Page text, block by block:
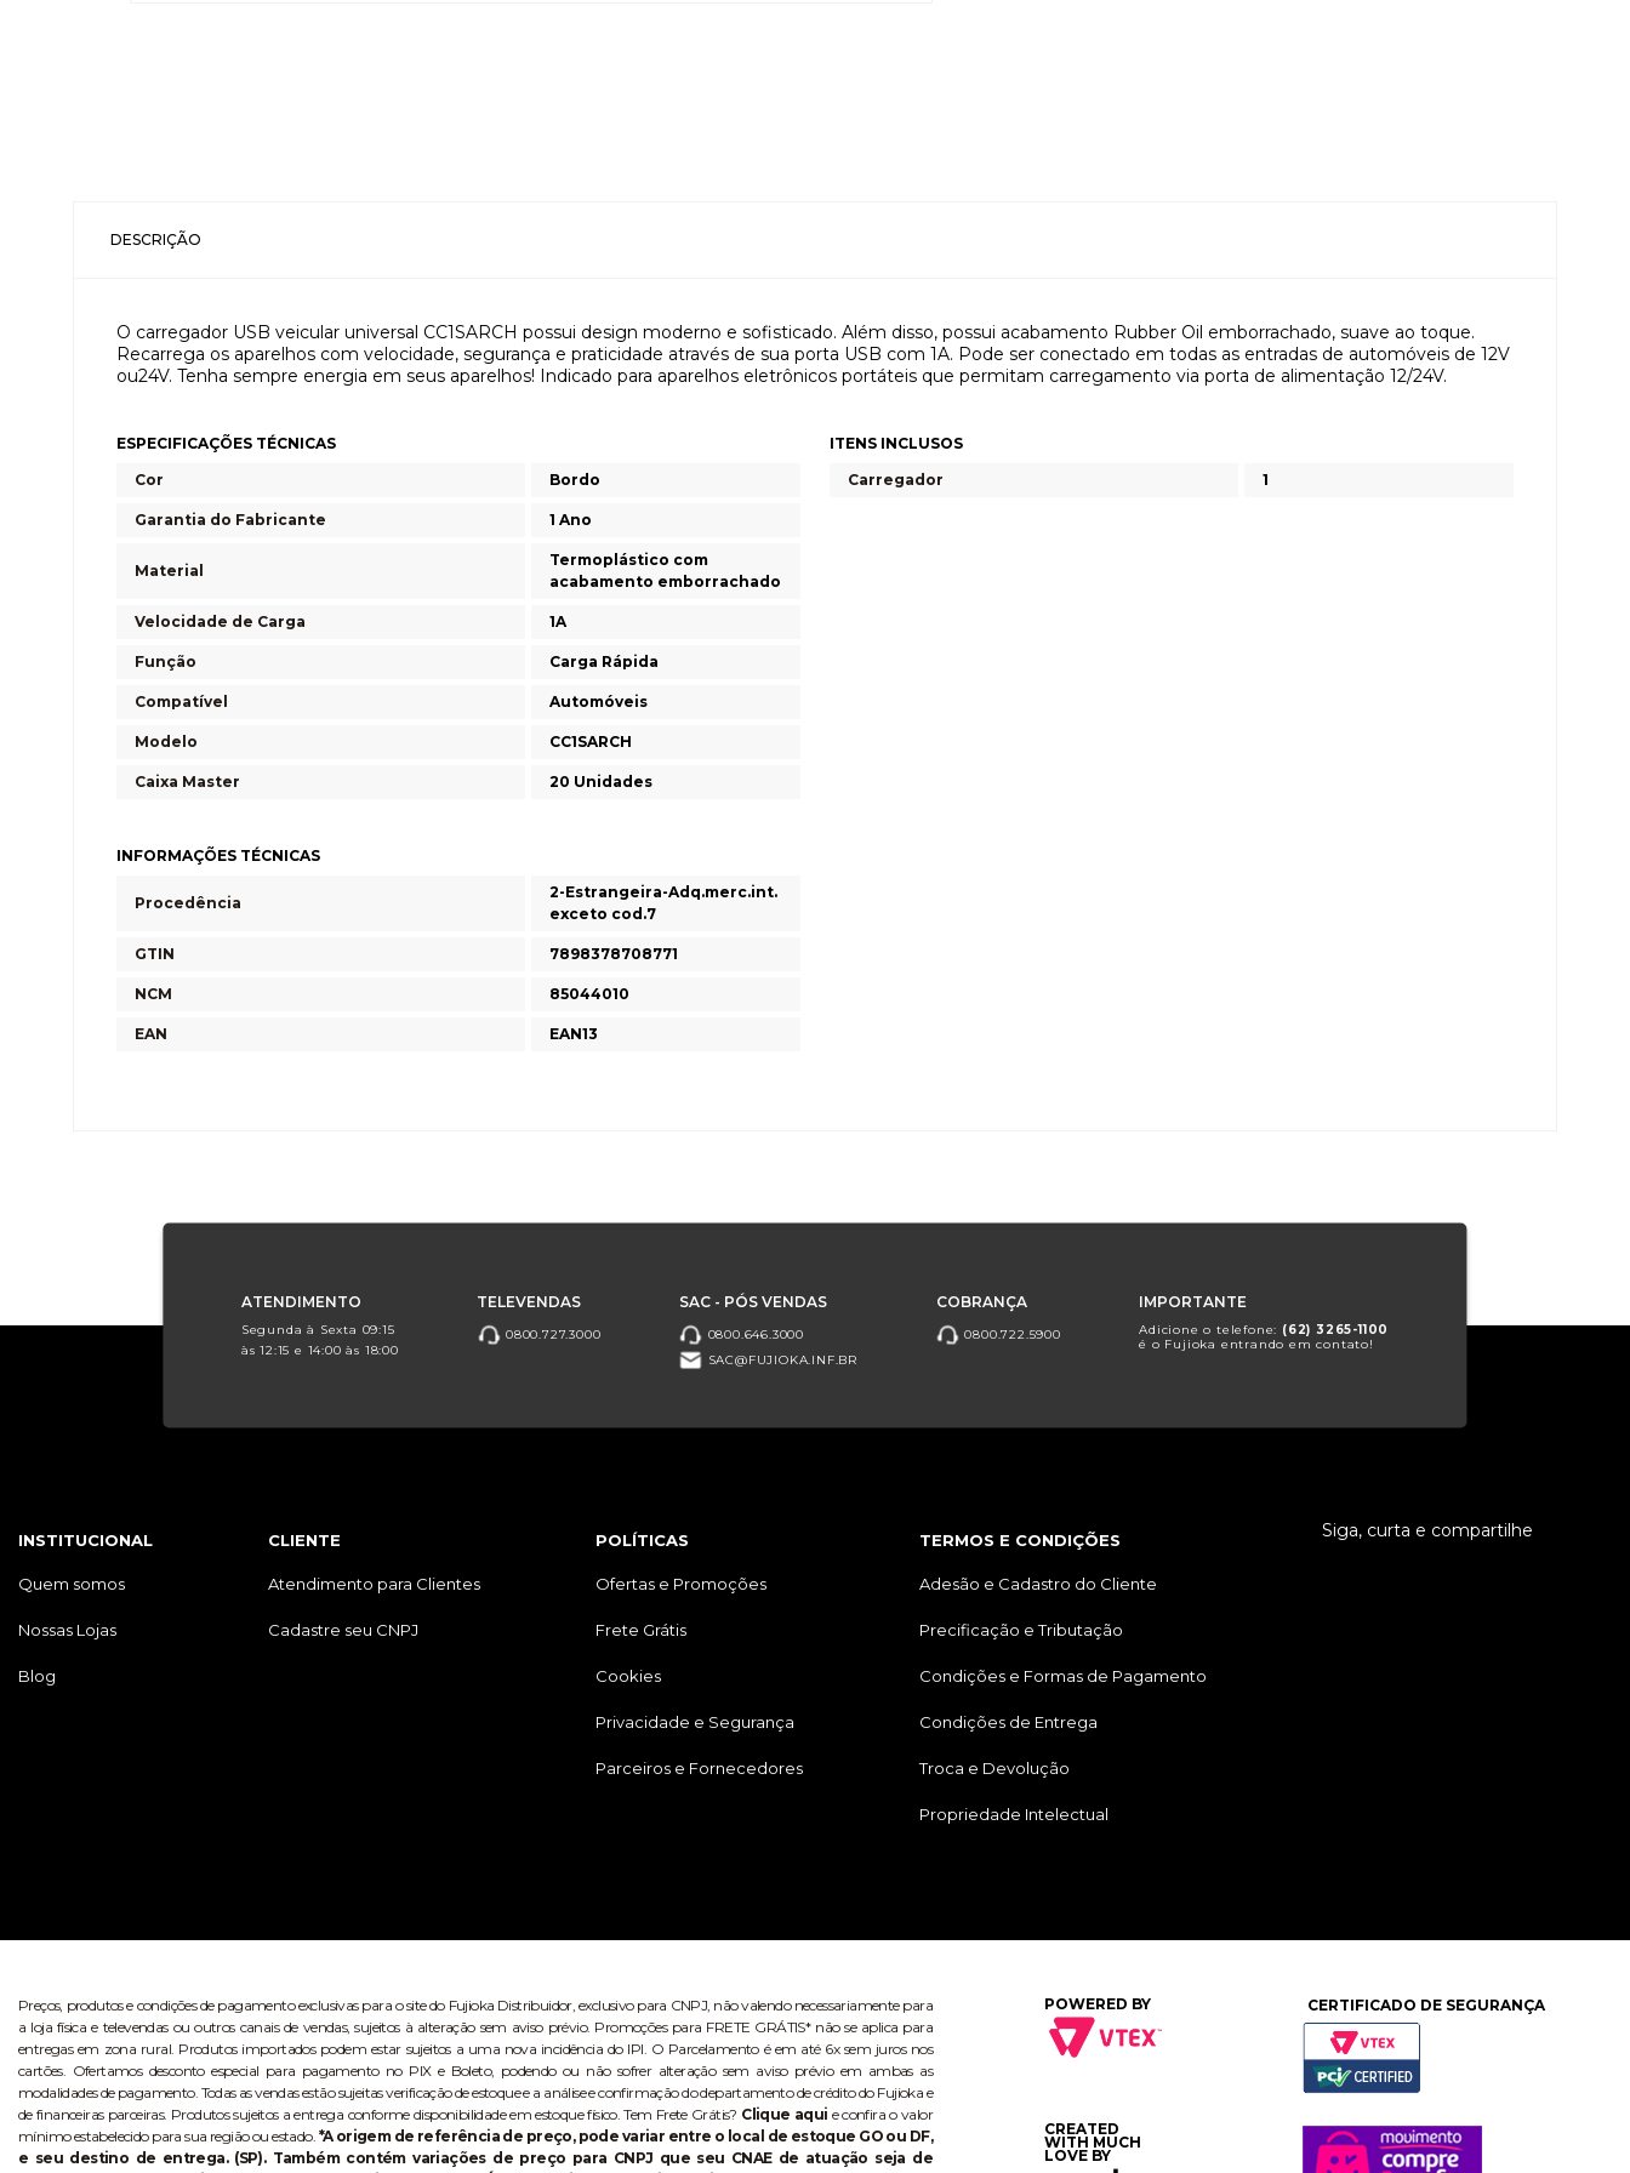
DESCRIÇÃO
O carregador USB veicular universal CC1SARCH possui design moderno e sofisticado. Além disso, possui acabamento Rubber Oil emborrachado, suave ao toque.
Recarrega os aparelhos com velocidade, segurança e praticidade através de sua porta USB com 1A. Pode ser conectado em todas as entradas de automóveis de 12V
ou24V. Tenha sempre energia em seus aparelhos! Indicado para aparelhos eletrônicos portáteis que permitam carregamento via porta de alimentação 12/24V.
ESPECIFICAÇÕES TÉCNICAS
Cor
Bordo
Garantia do Fabricante 1 Ano
Material
Termoplástico com
acabamento emborrachado
Velocidade de Carga 1A
Função Carga Rápida
Compatível Automóveis
Modelo CC1SARCH
Caixa Master 20 Unidades
INFORMAÇÕES TÉCNICAS
Procedência
2-Estrangeira-Adq.merc.int.
exceto cod.7
GTIN 7898378708771
NCM 85044010
EAN EAN13
ITENS INCLUSOS
Carregador
1
ATENDIMENTO
Segunda à Sexta 09:15
às 12:15 e 14:00 às 18:00
TELEVENDAS
0800.727.3000
SAC - PÓS VENDAS
0800.646.3000
SAC@FUJIOKA.INF.BR
COBRANÇA
0800.722.5900
IMPORTANTE
Adicione o telefone: (62) 3265-1100
é o Fujioka entrando em contato!
INSTITUCIONAL
Quem somos
Nossas Lojas
Blog
CLIENTE
Atendimento para Clientes
Cadastre seu CNPJ
POLÍTICAS
Ofertas e Promoções
Frete Grátis
Cookies
Privacidade e Segurança
Parceiros e Fornecedores
TERMOS E CONDIÇÕES
Adesão e Cadastro do Cliente
Precificação e Tributação
Condições e Formas de Pagamento
Condições de Entrega
Troca e Devolução
Propriedade Intelectual
Siga, curta e compartilhe
Preços, produtos e condições de pagamento exclusivas para o site do Fujioka Distribuidor, exclusivo para CNPJ, não valendo necessariamente para
a loja física e televendas ou outros canais de vendas, sujeitos à alteração sem aviso prévio. Promoções para FRETE GRÁTIS* não se aplica para
entregas em zona rural. Produtos importados podem estar sujeitos a uma nova incidência do IPI. O Parcelamento é em até 6x sem juros nos
cartões. Ofertamos desconto especial para pagamento no PIX e Boleto, podendo ou não sofrer alteração sem aviso prévio em ambas as
modalidades de pagamento. Todas as vendas estão sujeitas verificação de estoque e a análise e confirmação do departamento de crédito do Fujioka e
de financeiras parceiras. Produtos sujeitos a entrega conforme disponibilidade em estoque físico. Tem Frete Grátis? Clique aqui e confira o valor
mínimo estabelecido para sua região ou estado. *A origem de referência de preço, pode variar entre o local de estoque GO ou DF,
e seu destino de entrega. (SP). Também contém variações de preço para CNPJ que seu CNAE de atuação seja de
POWERED BY
CREATED
WITH MUCH
LOVE BY
CERTIFICADO DE SEGURANÇA